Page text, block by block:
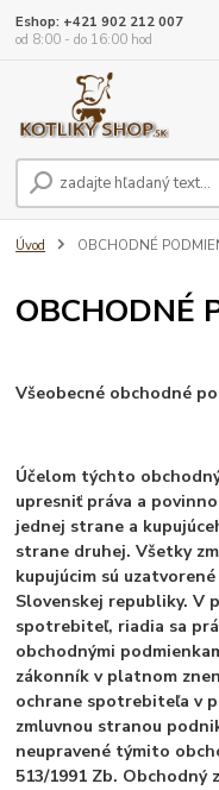
Eshop: +421 902 212 007
od 8:00 - do 16:00 hod
Úvod OBCHODNÉ
OBCHODNÉ
Všeobecné obchodné
Účelom týchto
upresniť práva a
jednej strane a
strane druhej. Všetky
kupujúcim sú
Slovenskej republiky. V
spotrebiteľ, riadia sa
obchodnými
zákonník v platnom
ochrane spotrebiteľa v
zmluvnou stranou
neupravené týmito
513/1991 Zb.